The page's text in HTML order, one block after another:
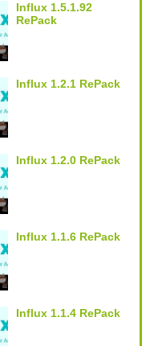
Influx 1.5.1.92
RePack
Influx 1.2.1 RePack
Influx 1.2.0 RePack
Influx 1.1.6 RePack
Influx 1.1.4 RePack